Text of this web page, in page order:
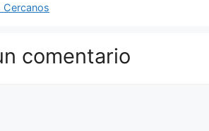
Cercanos
comentario